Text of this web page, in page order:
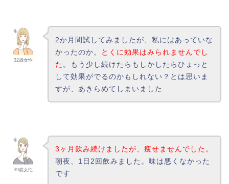
32歳女性
2か月間試してみましたが、私にはあっていな
かったのか。
とくに効果はみられませんでし
た 。もう少し続けたらもしかしたらひょっと
して効果がでるのかもしれない？とは思いま
すが、あきらめてしまいました
39歳女性
3ヶ月飲み続けましたが、痩せませんでした。
朝夜、1日2回飲みました。味は悪くなかった
です